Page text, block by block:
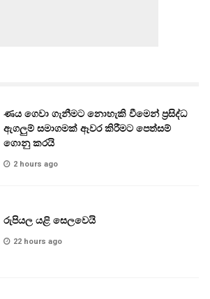
ණය ගෙවා ගැනීමට නොහැකි වීමෙන් ප්‍රසිද්ධ
ඇගලුම් සමාගමක් ඈවර කිරීමට පෙත්සම්
ගොනු කරයි
2 hours ago
රුපියල යළි සෙලවෙයි
22 hours ago